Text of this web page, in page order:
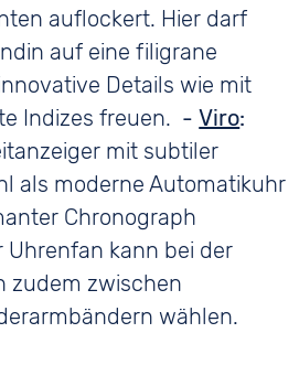
auflockert. Hier darf
auf eine filigrane
Details wie mit
Indizes freuen. -Viro:
mit subtiler
als moderne Automatikuhr
Chronograph
Uhrenfan kann bei der
zudem zwischen
wählen.